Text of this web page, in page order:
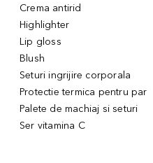
Crema antirid
Highlighter
Lip gloss
Blush
Seturi ingrijire corporala
Protectie termica pentru par
Palete de machiaj si seturi
Ser vitamina C